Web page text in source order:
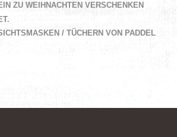
ZU WEIHNACHTEN VERSCHENKEN
/ TÜCHERN VON PADDEL